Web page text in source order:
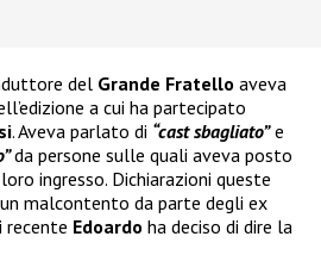
del Grande Fratello aveva
a cui ha partecipato
. Aveva parlato di “cast sbagliato”e
da persone sulle quali aveva posto
ingresso. Dichiarazioni queste
malcontento da parte degli ex
recente Edoardo ha deciso di dire la